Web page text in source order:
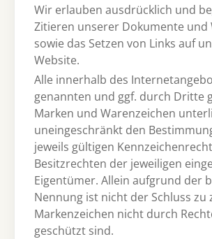
Wir erlauben ausdrücklich und
Zitieren unserer Dokumente und
sowie das Setzen von Links auf
Website.
Alle innerhalb des
genannten und ggf. durch Dritte
Marken und Warenzeichen
uneingeschränkt den
jeweils gültigen
Besitzrechten der jeweiligen
Eigentümer. Allein aufgrund der
Nennung ist nicht der Schluss zu
Markenzeichen nicht durch
geschützt sind.